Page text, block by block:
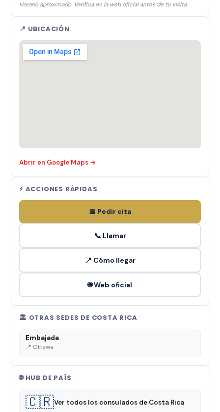
Horario aproximado. Verifica en la web oficial antes de tu visita.
📍 UBICACIÓN
Abrir en Google Maps →
⚡ ACCIONES RÁPIDAS
📅 Pedir cita
📞 Llamar
📍 Cómo llegar
🌐 Web oficial
🏛️ OTRAS SEDES DE COSTA RICA
Embajada
📍 Ottawa
🌐 HUB DE PAÍS
🇨🇷Ver todos los consulados de Costa Rica